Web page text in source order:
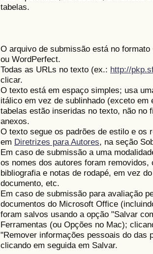
tabelas.
O arquivo de submissão está no
ou WordPerfect.
Todas as URLs no texto (ex.: http://
clicar.
O texto está em espaço simples; usa
itálico em vez de sublinhado (exceto
tabelas estão inseridas no texto, não no
anexos.
O texto segue os padrões de estilo e os
em Diretrizes para Autores, na seção
Em caso de submissão a uma
os nomes dos autores foram removidos,
bibliografia e notas de rodapé, em vez
documento, etc.
Em caso de submissão para avaliação
documentos do Microsoft Office
foram salvos usando a opção "Salvar
Ferramentas (ou Opções no Mac);
"Remover informações pessoais do das
clicando em seguida em Salvar.